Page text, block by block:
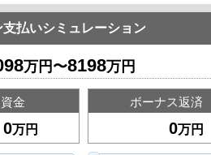
払いシミュレーション
万円〜8198万円
金
万円
ボーナス返済
万円